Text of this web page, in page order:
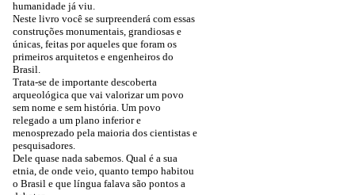
humanidade já viu.
Neste livro você se surpreenderá com essas
construções monumentais, grandiosas e
únicas, feitas por aqueles que foram os
primeiros arquitetos e engenheiros do
Brasil.
Trata-se de importante descoberta
arqueológica que vai valorizar um povo
sem nome e sem história. Um povo
relegado a um plano inferior e
menosprezado pela maioria dos cientistas e
pesquisadores.
Dele quase nada sabemos. Qual é a sua
etnia, de onde veio, quanto tempo habitou
o Brasil e que língua falava são pontos a